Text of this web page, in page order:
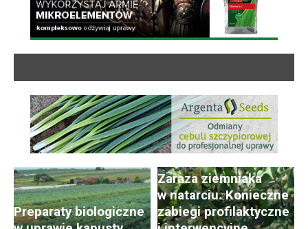
Preparaty biologiczne
Zaraza ziemniaka
w natarciu. Konieczne
zabiegi profilaktyczne